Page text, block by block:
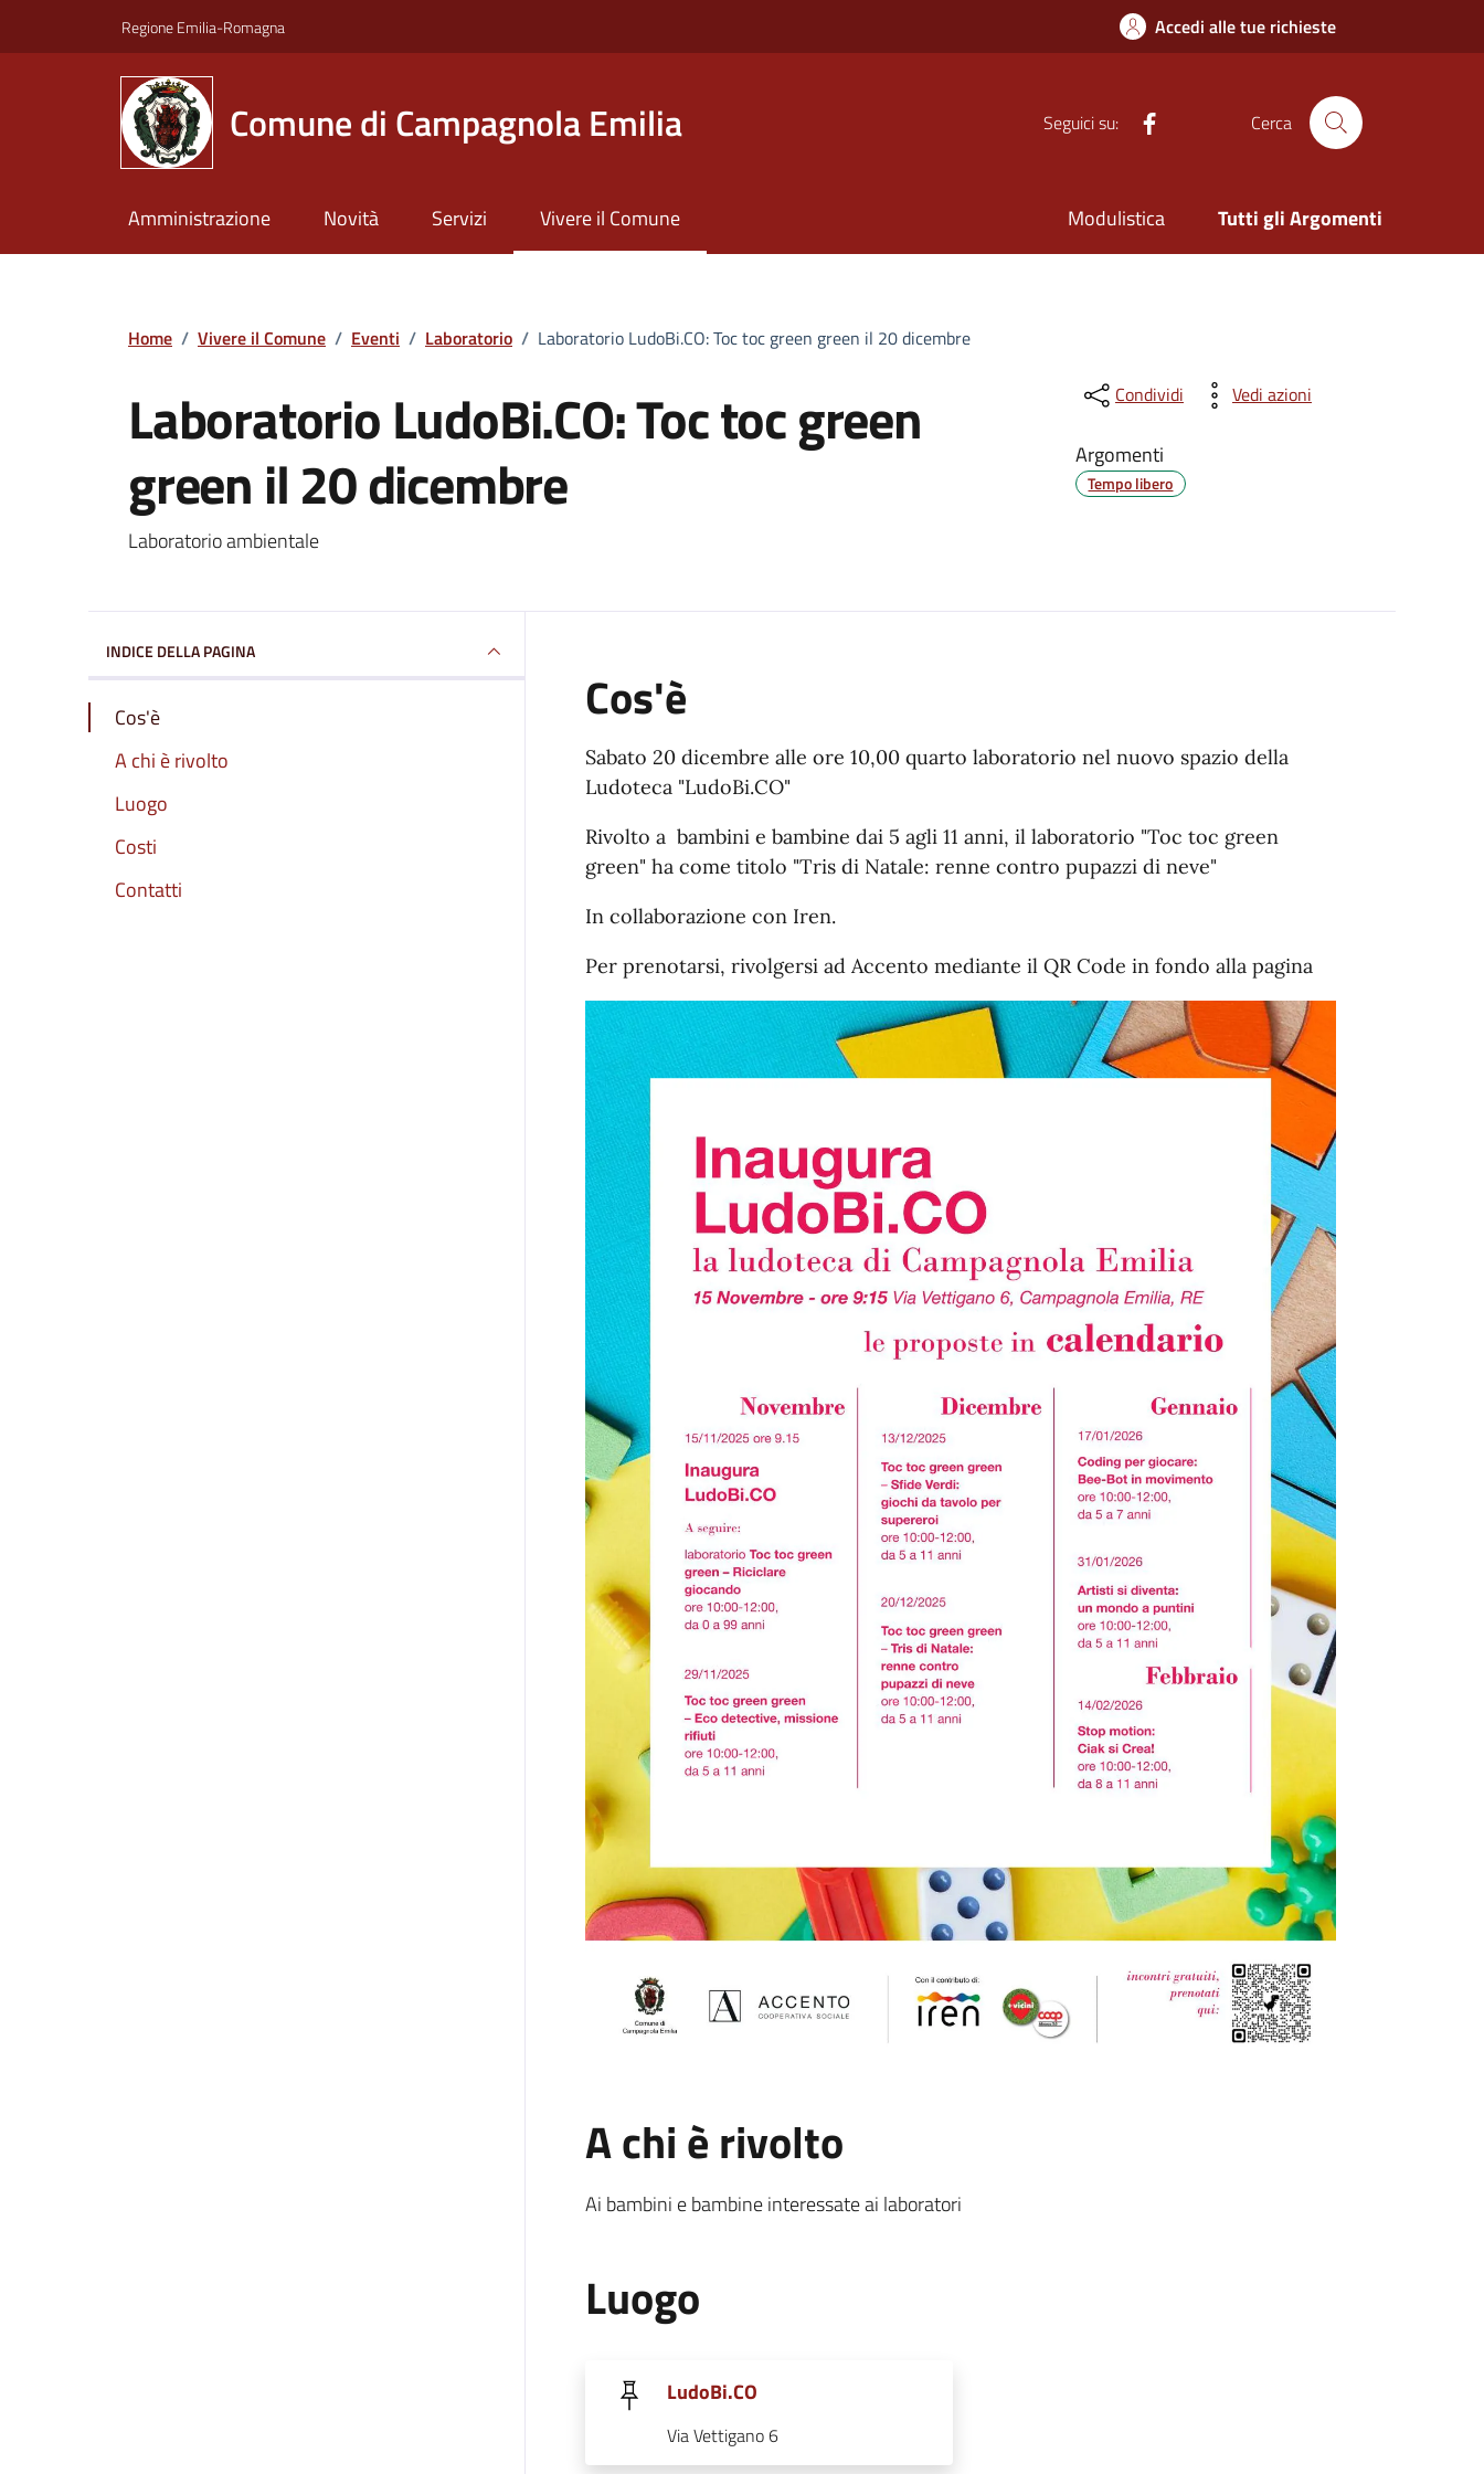
Regione Emilia-Romagna Accedi alle tue richieste
Comune di Campagnola Emilia Seguici su: Cerca
Amministrazione Novità Servizi Vivere il Comune Modulistica Tutti gli Argomenti
Home / Vivere il Comune / Eventi / Laboratorio / Laboratorio LudoBi.CO: Toc toc green green il 20 dicembre
Laboratorio LudoBi.CO: Toc toc green
green il 20 dicembre
Laboratorio ambientale
Condividi Vedi azioni
Argomenti
Tempo libero
INDICE DELLA PAGINA
Cos'è
A chi è rivolto
Luogo
Costi
Contatti
Cos'è
Sabato 20 dicembre alle ore 10,00 quarto laboratorio nel nuovo spazio della
Ludoteca "LudoBi.CO"
Rivolto a bambini e bambine dai 5 agli 11 anni, il laboratorio "Toc toc green
green" ha come titolo "Tris di Natale: renne contro pupazzi di neve"
In collaborazione con Iren.
Per prenotarsi, rivolgersi ad Accento mediante il QR Code in fondo alla pagina
A chi è rivolto
Ai bambini e bambine interessate ai laboratori
Luogo
LudoBi.CO
Via Vettigano 6